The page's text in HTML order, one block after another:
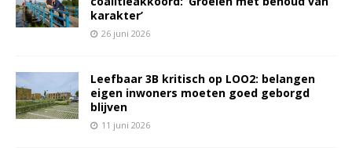
karakter’
26 juni 2026
Leefbaar 3B kritisch op LOO2: belangen
eigen inwoners moeten goed geborgd
blijven
11 juni 2026